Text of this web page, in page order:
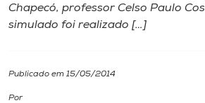
Internacionalização
Chapecó, professor Celso Paulo
simulado foi realizado […]
Publicado em 15/05/2014
Por